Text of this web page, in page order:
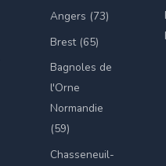
Angers (73)
Brest (65)
Bagnoles de
l'Orne
Normandie
(59)
Chasseneuil-